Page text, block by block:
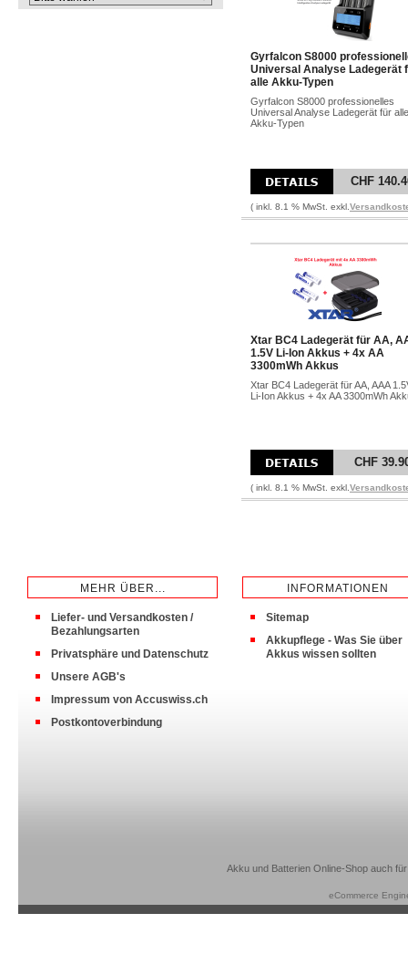
Gyrfalcon S8000
Universal Analyse Ladegerät
alle Akku-Typen
Gyrfalcon S8000 professionelles
Universal Analyse Ladegerät für alle
Akku-Typen
CHF
( inkl. 8.1 % MwSt. exkl.
Xtar BC4 Ladegerät für AA,
1.5V Li-Ion Akkus + 4x AA
3300mWh Akkus
Xtar BC4 Ladegerät für AA, AAA
Li-Ion Akkus + 4x AA 3300mWh
CHF
( inkl. 8.1 % MwSt. exkl.
MEHR ÜBER...
Liefer- und Versandkosten /
Bezahlungsarten
Privatsphäre und Datenschutz
Unsere AGB's
Impressum von Accuswiss.ch
Postkontoverbindung
INFORMATIONEN
Sitemap
Akkupflege - Was Sie über
Akkus wissen sollten
Akku und Batterien Online-Shop auch
eCommerce